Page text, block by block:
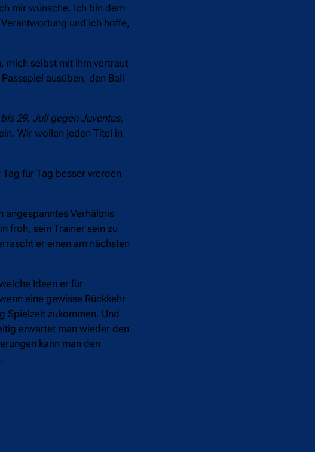
mir wünsche. Ich bin dem
und ich hoffe,
mich selbst mit ihm vertraut
ausüben, den Ball
29. Juli gegen Juventus,
Wir wollen jeden Titel in
für Tag besser werden
angespanntes Verhältnis
froh, sein Trainer sein zu
er einen am nächsten
Ideen er für
eine gewisse Rückkehr
Spielzeit zukommen. Und
erwartet man wieder den
kann man den